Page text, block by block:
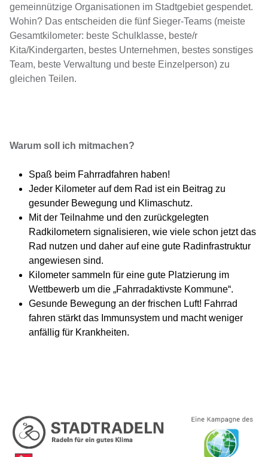
gemeinnützige Organisationen im Stadtgebiet gespendet.
Wohin? Das entscheiden die fünf Sieger-Teams (meiste
Gesamtkilometer: beste Schulklasse, beste/r
Kita/Kindergarten, bestes Unternehmen, bestes sonstiges
Team, beste Verwaltung und beste Einzelperson) zu
gleichen Teilen.
Warum soll ich mitmachen?
Spaß beim Fahrradfahren haben!
Jeder Kilometer auf dem Rad ist ein Beitrag zu
gesunder Bewegung und Klimaschutz.
Mit der Teilnahme und den zurückgelegten
Radkilometern signalisieren, wie viele schon jetzt das
Rad nutzen und daher auf eine gute Radinfrastruktur
angewiesen sind.
Kilometer sammeln für eine gute Platzierung im
Wettbewerb um die „Fahrradaktivste Kommune“.
Gesunde Bewegung an der frischen Luft! Fahrrad
fahren stärkt das Immunsystem und macht weniger
anfällig für Krankheiten.